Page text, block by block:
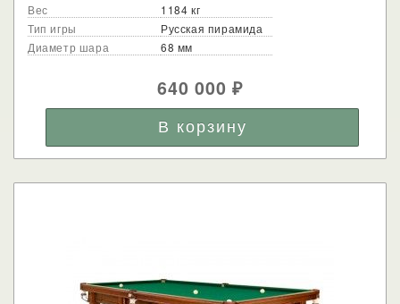
Вес
1184 кг
Тип игры
Русская пирамида
Диаметр шара
68 мм
640 000₽